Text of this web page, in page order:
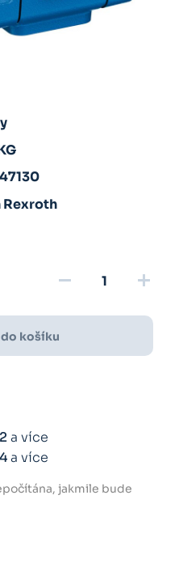
Rexroth
remove add
košíku
2a více
4a více
jakmile bude